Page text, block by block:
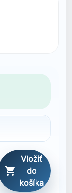

Vložiť
do
košíka